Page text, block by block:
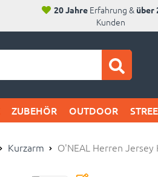
20 JahreErfahrung & über
Kunden
ZUBEHÖR OUTDOOR
Kurzarm O'NEAL Herren Jersey